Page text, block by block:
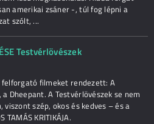
amerikai zsáner -, túl fog lépni a
szólt, ...
Testvérlövészek
felforgató filmeket rendezett: A
Dheepant. A Testvérlövészek se nem
szép, okos és kedves – és a
KRITIKÁJA.